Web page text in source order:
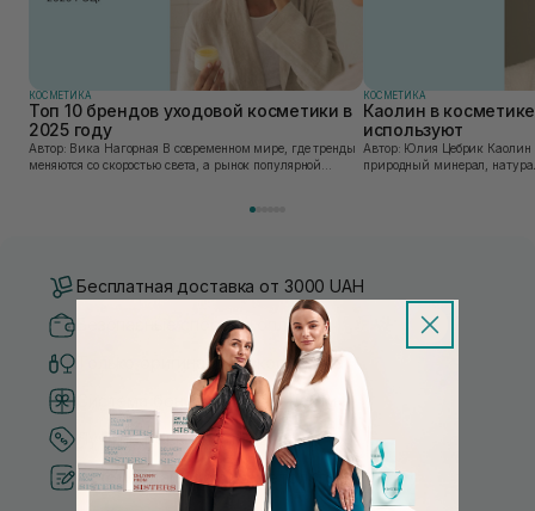
КОСМЕТИКА
Топ 10 брендов уходовой косметики в
2025 году
Автор: Вика Нагорная В современном мире, где тренды
меняются со скоростью света, а рынок популярной
КОСМЕТИКА
Каолин в
используют
Автор: Юлия Цебрик Каолин в косметологии – это
природный минерал,
Бесплатная доставка от 3000 UAH
Безопасные способы оплаты
Только оригинальная косметика
Система бонусов и лояльности
Лучшие цены и топ товары
Рекомендации от косметологов